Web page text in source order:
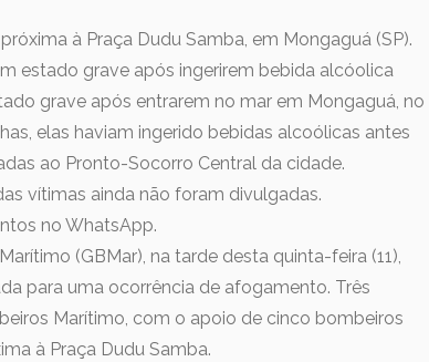
à Praça Dudu Samba, em Mongaguá (SP).
estado grave após ingerirem bebida alcóolica
grave após entrarem no mar em Mongaguá, no
elas haviam ingerido bebidas alcoólicas antes
ao Pronto-Socorro Central da cidade.
vítimas ainda não foram divulgadas.
no WhatsApp.
(GBMar), na tarde desta quinta-feira (11),
para uma ocorrência de afogamento. Três
Marítimo, com o apoio de cinco bombeiros
à Praça Dudu Samba.